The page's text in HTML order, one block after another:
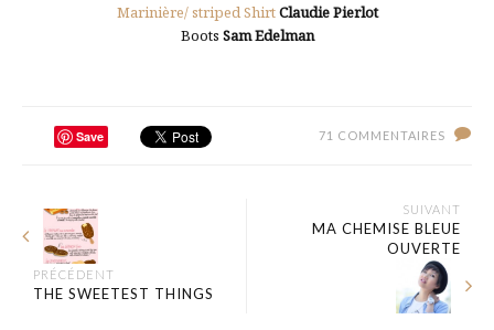
Marinière/ striped ShirtClaudie Pierlot
Boots Sam Edelman
Save 71 COMMENTAIRES
PRÉCÉDENT
THE SWEETEST THINGS
SUIVANT
MA CHEMISE BLEUE
OUVERTE